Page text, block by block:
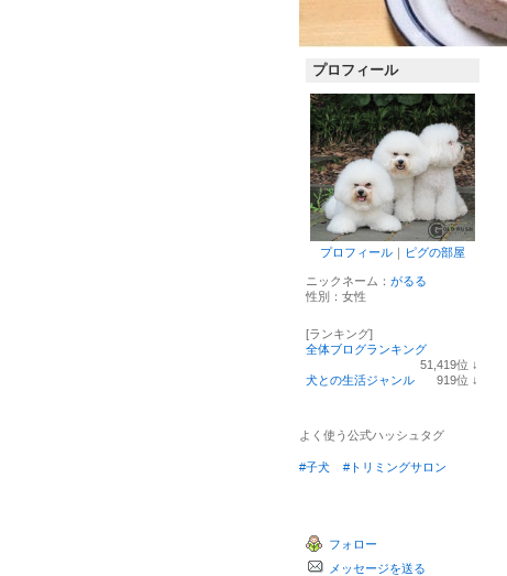
プロフィール
プロフィール ｜ ピグの部屋
ニックネーム： がるる
性別： 女性
[ランキング]
全体ブログランキング
51,419位 ↓
犬との生活ジャンル 919位 ↓
よく使う公式ハッシュタグ
#子犬 #トリミングサロン
フォロー
メッセージを送る